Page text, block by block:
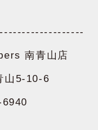
南青山店
山5-10-6
6940